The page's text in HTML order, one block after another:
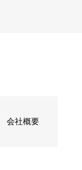
会社概要